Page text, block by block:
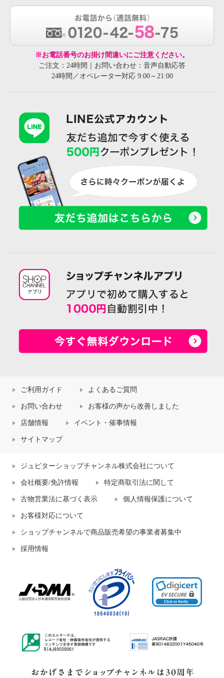
※お電話番号のお掛け間違いにご注意ください。
ご注文：24時間｜お問い合わせ：音声自動応答
24時間／オペレーター対応 9:00～21:00
ご利用ガイド よくあるご質問
お問い合わせ お客様の声から改善しました
店舗情報 イベント・催事情報
サイトマップ
ジュピターショップチャンネル株式会社について
会社概要/免許情報 特定商取引法に関して
古物営業法に基づく表示 個人情報保護について
お客様対応について
ショップチャンネルで商品販売希望の事業者募集中
採用情報